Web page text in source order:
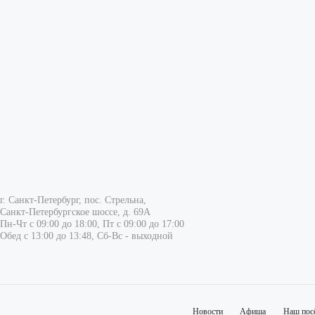
г. Санкт-Петербург, пос. Стрельна,
Санкт-Петербургское шоссе, д. 69А
Пн-Чт с 09:00 до 18:00, Пт с 09:00 до 17:00
Обед с 13:00 до 13:48, Сб-Вс - выходной
Новости Афиша Наш